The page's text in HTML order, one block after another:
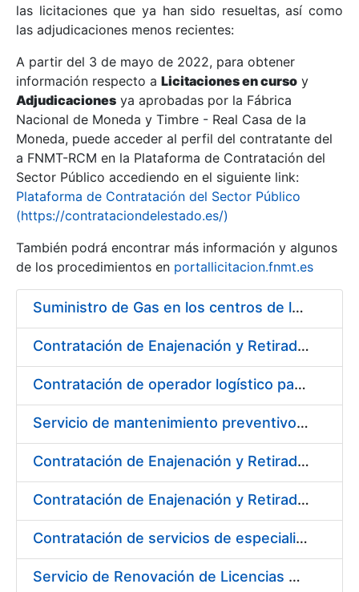
Mostrar/Ocultar
Mostrar/Ocultar
las licitaciones que ya han sido resueltas, así como
las adjudicaciones menos recientes:
A partir del 3 de mayo de 2022, para obtener
información respecto a Licitaciones en curso y
Adjudicaciones ya aprobadas por la Fábrica
Nacional de Moneda y Timbre - Real Casa de la
Moneda, puede acceder al perfil del contratante del
a FNMT-RCM en la Plataforma de Contratación del
Sector Público accediendo en el siguiente link:
Plataforma de Contratación del Sector Público
(https://contrataciondelestado.es/)
También podrá encontrar más información y algunos
de los procedimientos en portallicitacion.fnmt.es
Suministro de Gas en los centros de la FNMT-RCM de Madrid y Burgos, durante el año 2020
Contratación de Enajenación y Retirada de Recortes Sobrantes y Desperdicios de Papel Impreso y no Impreso durante el Año 2020
Contratación de operador logístico para distintos servicios de transporte de seguridad de mercancías de la Fábrica Nacional de Moneda y Timbre - Real Casa de la Moneda
Servicio de mantenimiento preventivo de la instalación del sistema centralizado de recogida de papelote de timbre e imprenta
Contratación de Enajenación y Retirada de Residuos de PVC, Policarbonato y Plásticos durante el año 2020
Contratación de Enajenación y Retirada de Chatarra de Hierro, Acero y Chapa de la RCM-FNMT
Contratación de servicios de especialistas técnicos en prevención y extinción de incendios para los centros de Madrid y Burgos de la FNMT-RCM
Servicio de Renovación de Licencias Adobe